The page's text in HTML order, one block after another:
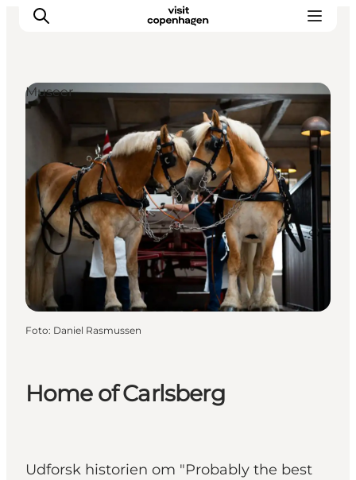
This is Copenhagen
Aktiviteter
Spis & drik
Områder
Planlæg din tur
CopenPay
Copenhagen Card
Home of Carlsberg
Udforsk historien om "Probably the best
Museer
Foto: Daniel Rasmussen